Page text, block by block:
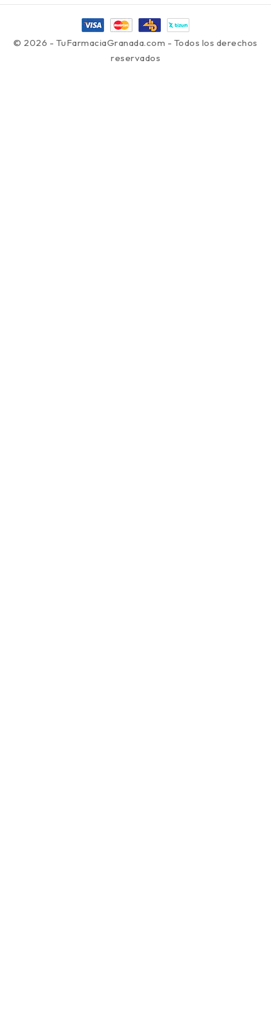
© 2026 - TuFarmaciaGranada.com - Todos los derechos
reservados